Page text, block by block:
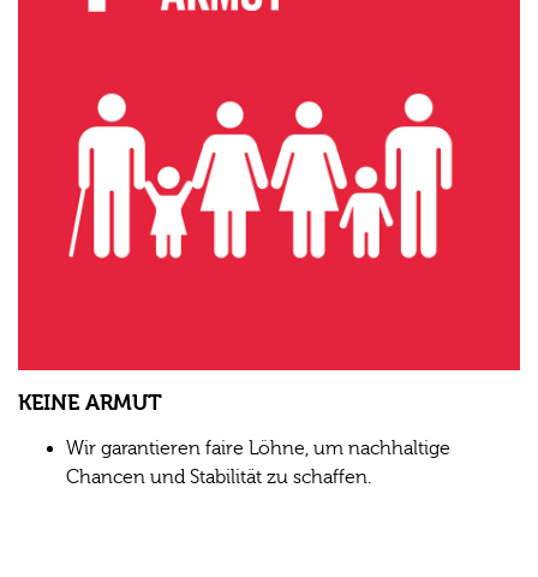
KEINE ARMUT
Wir garantieren faire Löhne, um nachhaltige
Chancen und Stabilität zu schaffen.